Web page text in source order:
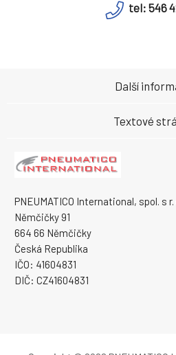
tel: 546
PNEUMATICO International, spol. s r.
Němčičky 91
664 66 Němčičky
Česká Republika
IČO: 41604831
DIČ: CZ41604831
Další
Textové